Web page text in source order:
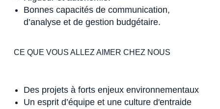
Bonnes capacités de communication,
d’analyse et de gestion budgétaire.
CE QUE VOUS ALLEZ AIMER CHEZ NOUS
Des projets à forts enjeux environnementaux
Un esprit d’équipe et une culture d'entraide